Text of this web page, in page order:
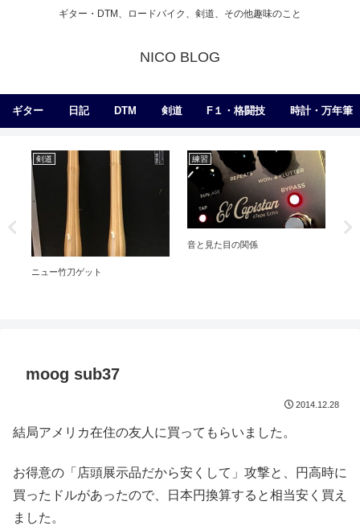
ギター・DTM、ロードバイク、剣道、その他趣味のこと
NICO BLOG
ギター 日記 DTM 剣道 F１・格闘技 時計・万年筆
剣道
ニュー竹刀ゲット
練習
音と見た目の関係
moog sub37
2014.12.28
結局アメリカ在住の友人に買ってもらいました。
お得意の「店頭展示品だから安くして」攻撃と、円高時に
買ったドルがあったので、日本円換算すると相当安く買え
ました。